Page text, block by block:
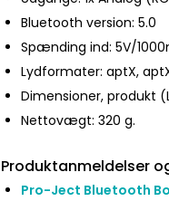
Bluetooth version: 5.0
Spænding ind: 5V/
Lydformater: aptX,
Dimensioner, produkt
Nettovægt: 320 g.
Produktanmeldelser
Pro-Ject Bluetooth